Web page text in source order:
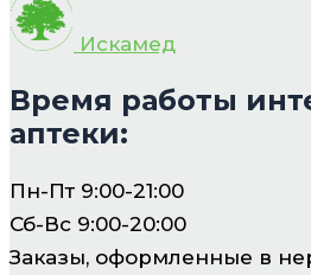
Искамед
Время работы
аптеки:
Пн-Пт 9:00-21:00
Сб-Вс 9:00-20:00
Заказы, оформленные в